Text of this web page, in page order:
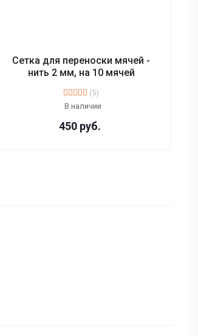
Сетка для переноски мячей -
нить 2 мм, на 10 мячей
(5)
В наличии
450 руб.